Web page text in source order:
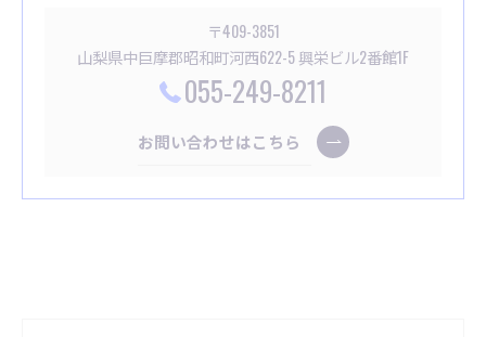
〒409-3851
山梨県中巨摩郡昭和町河西622-5 興栄ビル2番館1F
055-249-8211
お問い合わせはこちら